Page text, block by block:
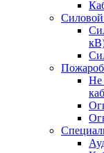
Силовой
Не